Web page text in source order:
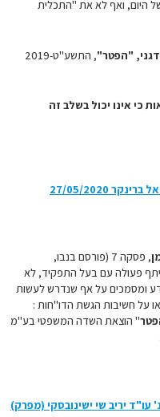
היום, ואף לא את "התכלית
"הפטר"
, התשע"ט-2019
כי אינו יכול בשלב זה
, פסקה 7 (פורסם בנבו,
שיתף פעולה עם בעל התפקיד, לא
ומסמכים על אף שנדרש לעשות
על חשיבות הגשת הדו"חות :
" הוצאת השדה המשפטי בע"מ
רסטקס בע"מ נ' עו"ד יריב שי ישינובסקי (מפרק)‏